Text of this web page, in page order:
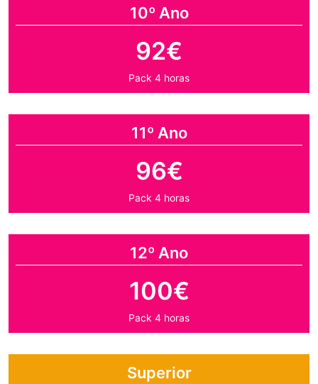
10º Ano
92€
Pack 4 horas
11º Ano
96€
Pack 4 horas
12º Ano
100€
Pack 4 horas
Superior